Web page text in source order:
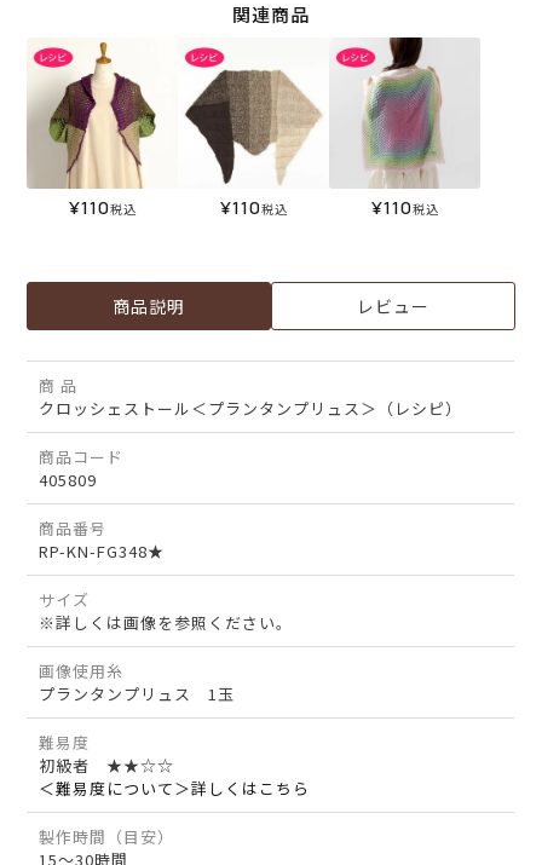
関連商品
¥110税込 ¥110税込 ¥110税込
商品説明 レビュー
商 品
クロッシェストール＜プランタンプリュス＞（レシピ）
商品コード
405809
商品番号
RP-KN-FG348★
サイズ
※詳しくは画像を参照ください。
画像使用糸
プランタンプリュス 1玉
難易度
初級者 ★★☆☆
＜難易度について＞詳しくはこちら
製作時間（目安）
15～30時間